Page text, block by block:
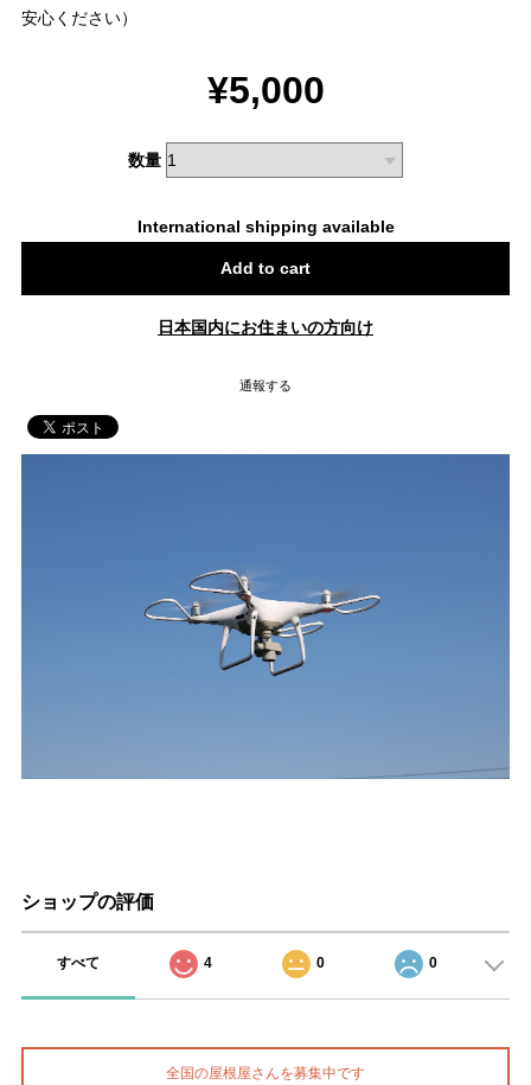
安心ください）
¥5,000
数量
International shipping available
Add to cart
日本国内にお住まいの方向け
通報する
ショップの評価
すべて 4 0 0
全国の屋根屋さんを募集中です